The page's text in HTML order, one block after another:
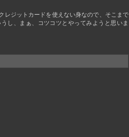
レジットカードを使えない身なので、そこまで
し、まぁ、コツコツとやってみようと思いま